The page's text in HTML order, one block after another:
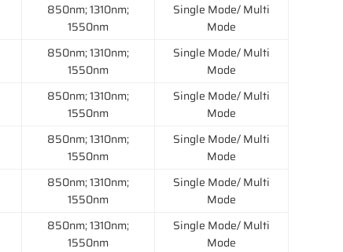
850nm; 1310nm;
1550nm
Single Mode/ Multi
Mode
850nm; 1310nm;
1550nm
Single Mode/ Multi
Mode
850nm; 1310nm;
1550nm
Single Mode/ Multi
Mode
850nm; 1310nm;
1550nm
Single Mode/ Multi
Mode
850nm; 1310nm;
1550nm
Single Mode/ Multi
Mode
850nm; 1310nm;
1550nm
Single Mode/ Multi
Mode